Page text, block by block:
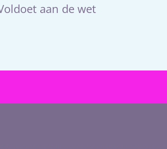
aan de wet